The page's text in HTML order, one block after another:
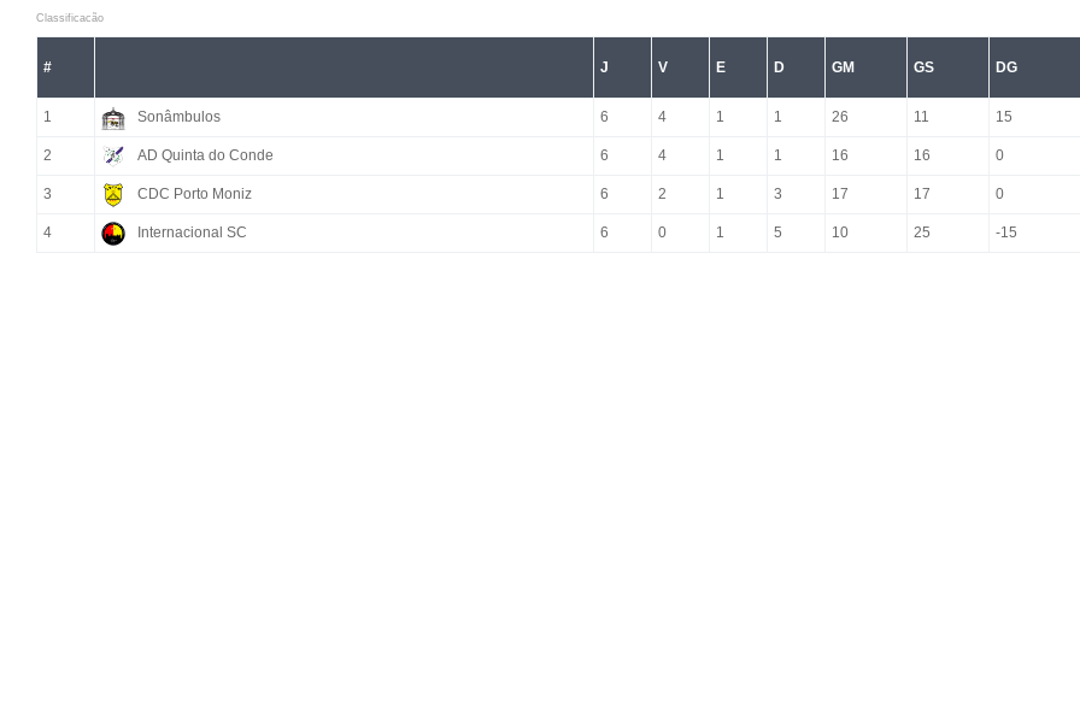
Classificacão
# J V E D GM GS DG
1 Sonâmbulos 6 4 1 1 26 11 15
2 AD Quinta do Conde 6 4 1 1 16 16 0
3 CDC Porto Moniz 6 2 1 3 17 17 0
4 Internacional SC 6 0 1 5 10 25 -15